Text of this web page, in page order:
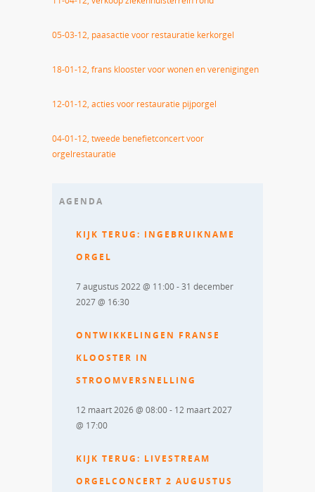
05-03-12, paasactie voor restauratie kerkorgel
18-01-12, frans klooster voor wonen en verenigingen
12-01-12, acties voor restauratie pijporgel
04-01-12, tweede benefietconcert voor
orgelrestauratie
AGENDA
KIJK TERUG: INGEBRUIKNAME
ORGEL
7 augustus 2022 @ 11:00-31 december
2027 @ 16:30
ONTWIKKELINGEN FRANSE
KLOOSTER IN
STROOMVERSNELLING
12 maart 2026 @ 08:00- 12 maart 2027
@ 17:00
KIJK TERUG: LIVESTREAM
ORGELCONCERT 2 AUGUSTUS